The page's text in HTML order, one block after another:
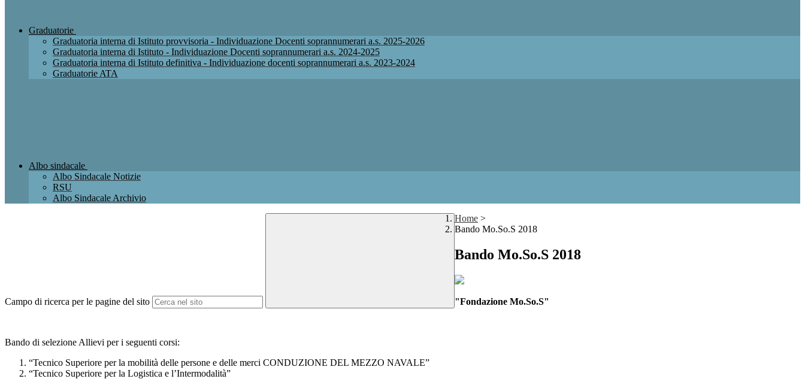
Graduatorie
Graduatoria interna di Istituto provvisoria - Individuazione Docenti soprannumerari a.s. 2025-2026
Graduatoria interna di Istituto - Individuazione Docenti soprannumerari a.s. 2024-2025
Graduatoria interna di Istituto definitiva - Individuazione docenti soprannumerari a.s. 2023-2024
Graduatorie ATA
Albo sindacale
Albo Sindacale Notizie
RSU
Albo Sindacale Archivio
Campo di ricerca per le pagine del sito
Home >
Bando Mo.So.S 2018
Bando Mo.So.S 2018
"Fondazione Mo.So.S"
Bando di selezione Allievi per i seguenti corsi:
“Tecnico Superiore per la mobilità delle persone e delle merci CONDUZIONE DEL MEZZO NAVALE”
“Tecnico Superiore per la Logistica e l’Intermodalità”